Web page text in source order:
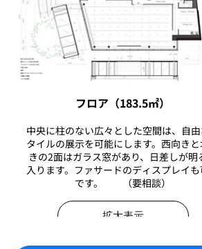
フロア（183.5㎡）
中央に柱のない広々とした空間は、自由
タイルの展示を可能にします。西向きと
きの2面はガラス窓があり、日差しが明
入ります。ファサードのディスプレイ
です。 （要相談）
拡大表示